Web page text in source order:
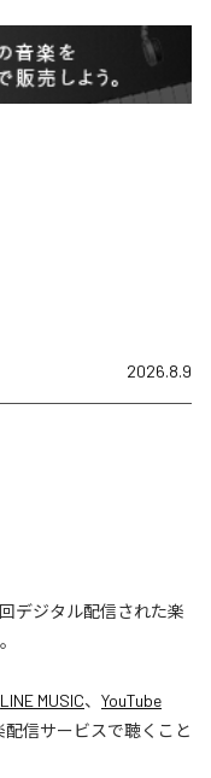
2026.8.9
デジタル配信された楽
LINE MUSIC、 YouTube
配信サービスで聴くこと